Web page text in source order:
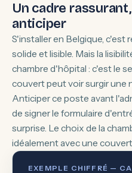
Un cadre
anticiper
S'installer en Belgique, c'est
solide et lisible. Mais la
chambre d'hôpital : c'est le
couvert peut voir surgir une
Anticiper ce poste avant
de signer le formulaire
surprise. Le choix de la
idéalement avec une
EXEMPLE CHIFFRÉ —